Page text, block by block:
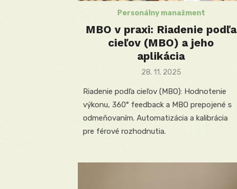
Personálny manažment
MBO v praxi: Riadenie podľa
cieľov (MBO) a jeho
aplikácia
Posted
28. 11. 2025
Riadenie podľa cieľov (MBO): Hodnotenie
výkonu, 360° feedback a MBO prepojené s
odmeňovaním. Automatizácia a kalibrácia
pre férové rozhodnutia.